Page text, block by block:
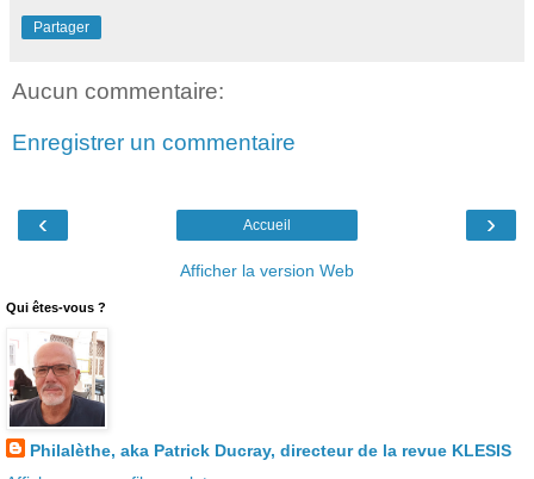
Partager
Aucun commentaire:
Enregistrer un commentaire
‹ ›
Accueil
Afficher la version Web
Qui êtes-vous ?
Philalèthe, aka Patrick Ducray, directeur de la revue KLESIS